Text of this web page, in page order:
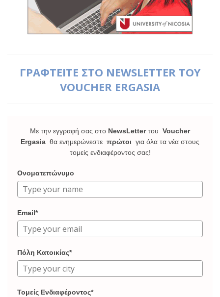
ΓΡΑΦΤΕΙΤΕ ΣΤΟ NEWSLETTER ΤΟΥ
VOUCHER ERGASIA
Με την εγγραφή σας στο NewsLetterτου Voucher
Ergasia θα ενημερώνεστε πρώτοι για όλα τα νέα στους
τομείς ενδιαφέροντος σας!
Ονοματεπώνυμο
Email*
Πόλη Κατοικίας*
Τομείς Ενδιαφέροντος*